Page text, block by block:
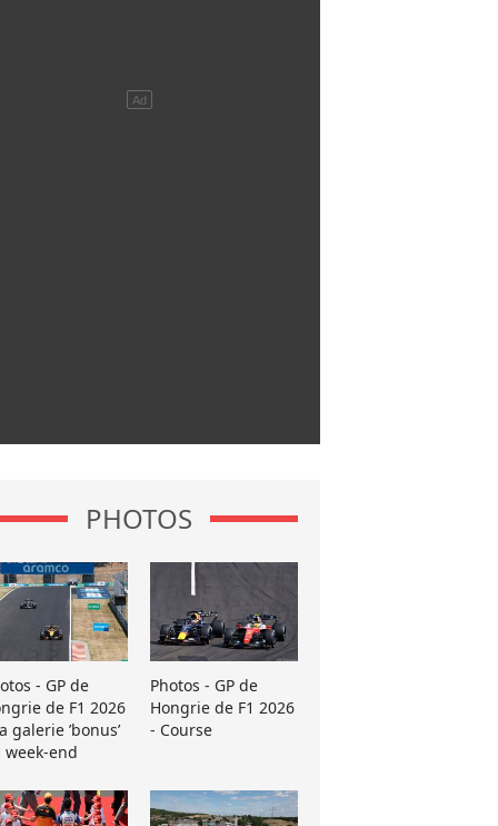
PHOTOS
- GP de
de F1 2026
galerie ’bonus’
week-end
Photos - GP de
Hongrie de F1 2026
- Course